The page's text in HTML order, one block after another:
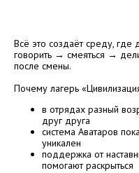
Всё это создаёт среду,
говорить → смеяться →
после смены.
Почему лагерь
в отрядах разный
друг друга
система Аватаров
уникален
поддержка от
помогают раскрыться